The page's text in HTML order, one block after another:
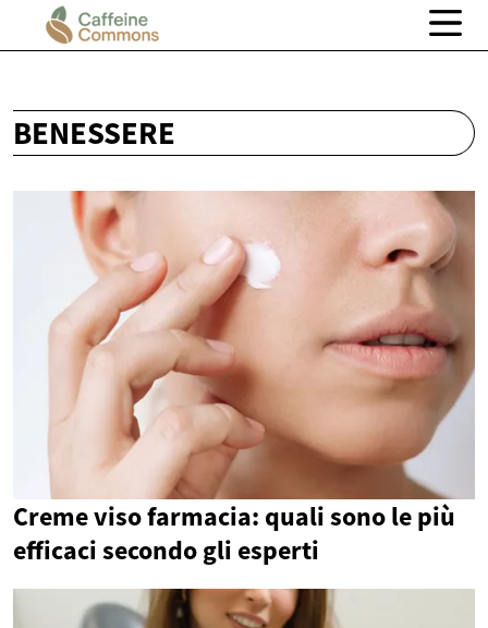
BENESSERE
Creme viso farmacia: quali sono le più
efficaci secondo gli esperti